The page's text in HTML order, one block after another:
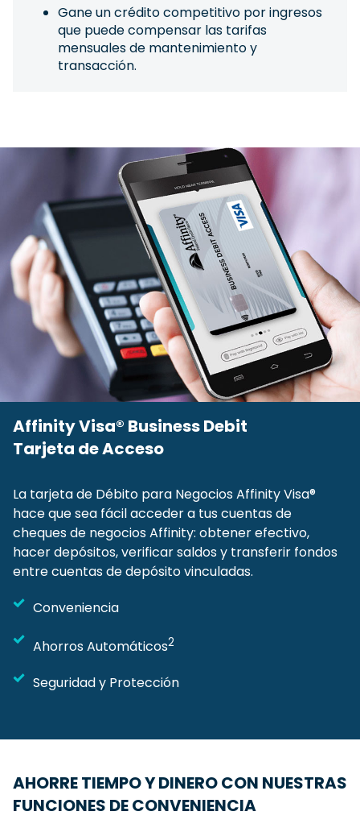
Gane un crédito competitivo por ingresos
que puede compensar las tarifas
mensuales de mantenimiento y
transacción.
Affinity Visa® Business Debit
Tarjeta de Acceso
La tarjeta de Débito para Negocios Affinity Visa®
hace que sea fácil acceder a tus cuentas de
cheques de negocios Affinity: obtener efectivo,
hacer depósitos, verificar saldos y transferir fondos
entre cuentas de depósito vinculadas.
Conveniencia
Ahorros Automáticos2
Seguridad y Protección
AHORRE TIEMPO Y DINERO CON NUESTRAS
FUNCIONES DE CONVENIENCIA